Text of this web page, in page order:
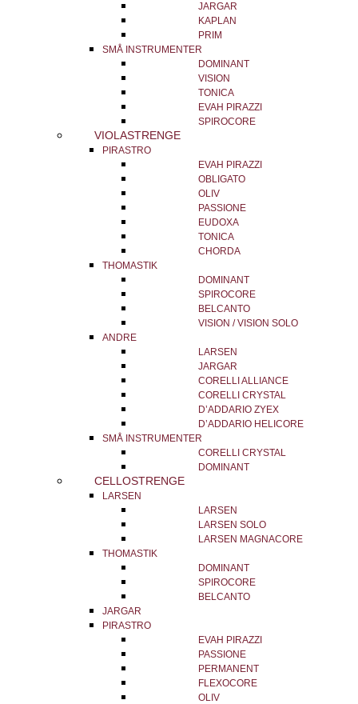
JARGAR
KAPLAN
PRIM
SMÅ INSTRUMENTER
DOMINANT
VISION
TONICA
EVAH PIRAZZI
SPIROCORE
VIOLASTRENGE
PIRASTRO
EVAH PIRAZZI
OBLIGATO
OLIV
PASSIONE
EUDOXA
TONICA
CHORDA
THOMASTIK
DOMINANT
SPIROCORE
BELCANTO
VISION / VISION SOLO
ANDRE
LARSEN
JARGAR
CORELLI ALLIANCE
CORELLI CRYSTAL
D’ADDARIO ZYEX
D’ADDARIO HELICORE
SMÅ INSTRUMENTER
CORELLI CRYSTAL
DOMINANT
CELLOSTRENGE
LARSEN
LARSEN
LARSEN SOLO
LARSEN MAGNACORE
THOMASTIK
DOMINANT
SPIROCORE
BELCANTO
JARGAR
PIRASTRO
EVAH PIRAZZI
PASSIONE
PERMANENT
FLEXOCORE
OLIV